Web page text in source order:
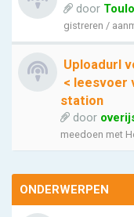
door
gistreren /
Uploadurl
< leesvoer
station
door
meedoen met
ONDERWERPEN